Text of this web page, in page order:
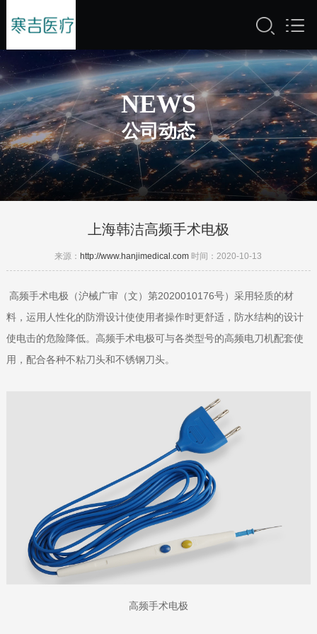
NEWS
公司动态
上海韩洁高频手术电极
来源： http://www.hanjimedical.com 时间：2020-10-13
高频手术电极（沪械广审（文）第2020010176号）采用轻质的材
料，运用人性化的防滑设计使使用者操作时更舒适，防水结构的设计
使电击的危险降低。高频手术电极可与各类型号的高频电刀机配套使
用，配合各种不粘刀头和不锈钢刀头。
高频手术电极